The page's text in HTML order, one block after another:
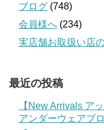
ブログ (748)
会員様へ (234)
実店舗お取扱い店
最近の投稿
【New Arrivals ア
アンダーウェアブロ